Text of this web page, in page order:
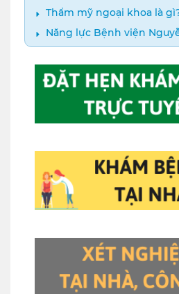
Thẩm mỹ ngoại khoa là
Năng lực Bệnh viện